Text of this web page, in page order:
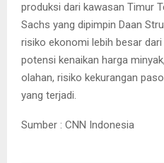
produksi dari kawasan Timur
Sachs yang dipimpin Daan
risiko ekonomi lebih besar
potensi kenaikan harga
olahan, risiko kekurangan
yang terjadi.
Sumber : CNN Indonesia